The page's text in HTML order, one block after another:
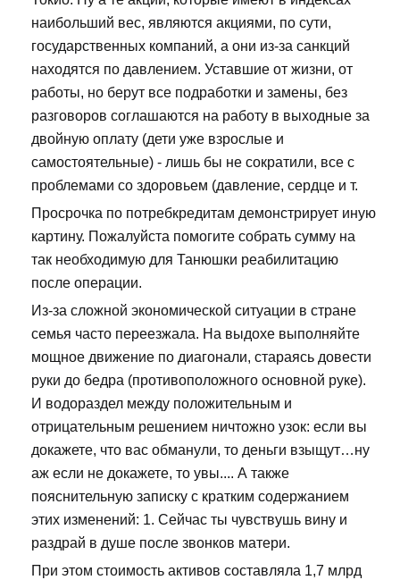
наибольший вес, являются акциями, по сути,
государственных компаний, а они из-за санкций
находятся по давлением. Уставшие от жизни, от
работы, но берут все подработки и замены, без
разговоров соглашаются на работу в выходные за
двойную оплату (дети уже взрослые и
самостоятельные) - лишь бы не сократили, все с
проблемами со здоровьем (давление, сердце и т.
Просрочка по потребкредитам демонстрирует иную
картину. Пожалуйста помогите собрать сумму на
так необходимую для Танюшки реабилитацию
после операции.
Из-за сложной экономической ситуации в стране
семья часто переезжала. На выдохе выполняйте
мощное движение по диагонали, стараясь довести
руки до бедра (противоположного основной руке).
И водораздел между положительным и
отрицательным решением ничтожно узок: если вы
докажете, что вас обманули, то деньги взыщут…ну
аж если не докажете, то увы.... А также
пояснительную записку с кратким содержанием
этих изменений: 1. Сейчас ты чувствушь вину и
раздрай в душе после звонков матери.
При этом стоимость активов составляла 1,7 млрд